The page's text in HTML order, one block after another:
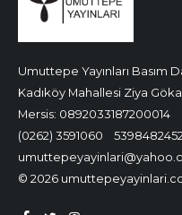
Umuttepe Yayınları Basım
Kadıköy Mahallesi Ziya
Mersis: 0892033187200014
(0262) 3591060
5398482452
© 2026